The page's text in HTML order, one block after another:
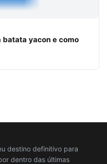
yacon e como
destino definitivo para
dentro das últimas